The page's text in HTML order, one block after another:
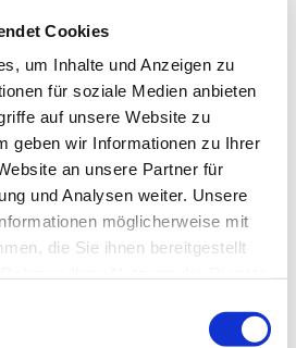
Cookies
um Inhalte und Anzeigen zu
für soziale Medien anbieten
auf unsere Website zu
geben wir Informationen zu Ihrer
an unsere Partner für
und Analysen weiter. Unsere
möglicherweise mit
die Sie ihnen bereitgestellt